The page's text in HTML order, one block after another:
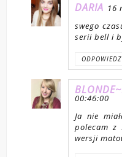
DARIA 16
swego
serii bell i
ODPOWIEDZ
00:46:00
Ja nie
polecam z
wersji